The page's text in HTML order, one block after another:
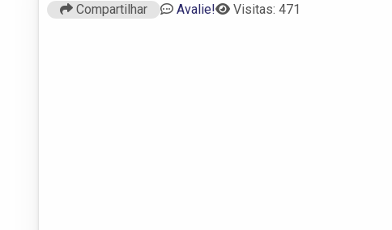
Compartilhar Avalie! Visitas: 471